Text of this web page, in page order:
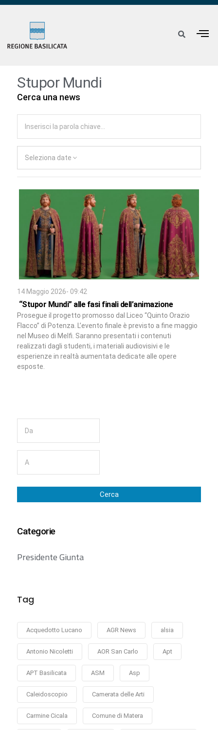
Stupor Mundi
Cerca una news
Seleziona date
14 Maggio 2026- 09:42
“Stupor Mundi” alle fasi finali dell’animazione
Prosegue il progetto promosso dal Liceo “Quinto Orazio
Flacco” di Potenza. L’evento finale è previsto a fine maggio
nel Museo di Melfi. Saranno presentati i contenuti
realizzati dagli studenti, i materiali audiovisivi e le
esperienze in realtà aumentata dedicate alle opere
esposte.
Cerca
Categorie
Presidente Giunta
Tag
Acquedotto Lucano AGR News alsia
Antonio Nicoletti AOR San Carlo Apt
APT Basilicata ASM Asp
Caleidoscopio Camerata delle Arti
Carmine Cicala Comune di Matera